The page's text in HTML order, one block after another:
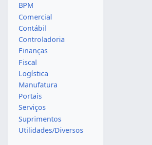
BPM
Comercial
Contábil
Controladoria
Finanças
Fiscal
Logística
Manufatura
Portais
Serviços
Suprimentos
Utilidades/Diversos